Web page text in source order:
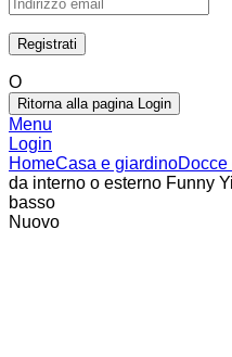
O
Ritorna alla pagina Login
Menu
Login
HomeCasa e giardino
da interno o esterno Funny
basso
Nuovo